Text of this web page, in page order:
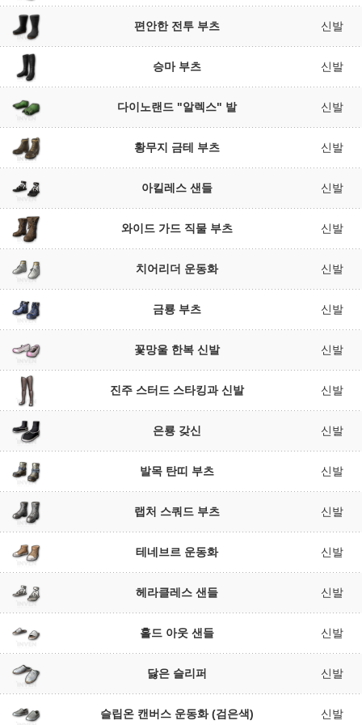
편안한 전투 부츠 신발
승마 부츠 신발
다이노랜드 "알렉스" 발 신발
황무지 금테 부츠 신발
아킬레스 샌들 신발
와이드 가드 직물 부츠 신발
치어리더 운동화 신발
금룡 부츠 신발
꽃망울 한복 신발 신발
진주 스터드 스타킹과 신발 신발
은룡 갖신 신발
발목 탄띠 부츠 신발
랩처 스쿼드 부츠 신발
테네브르 운동화 신발
헤라클레스 샌들 신발
홀드 아웃 샌들 신발
닳은 슬리퍼 신발
슬립온 캔버스 운동화 (검은색) 신발